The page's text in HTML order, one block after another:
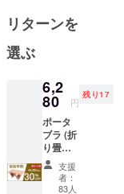
お届けした
いという想
いから2021
ウドファン
ディング事
業をスター
トしまし
リターンを
選ぶ
6,2
80 円
残り17
ポータ
ブラ (折
り畳み
コルク
マルチ
テーブ
支援
者：
83人